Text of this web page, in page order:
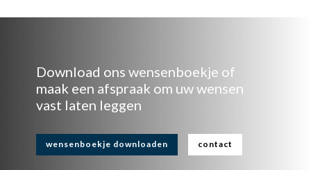
Download ons wensenboekje of
maak een afspraak om uw wensen
vast laten leggen
wensenboekje downloaden contact